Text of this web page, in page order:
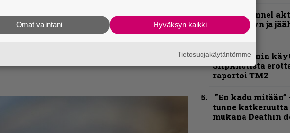
ja tiedät mistä kahvitauolla puhutaan!
ja puheenaiheet suoraan sähköpostiin
Blind Channel
uuden levyn ja
merkeissä
Sid Wilsonin
Slipknotista
raportoi TMZ
”En kadu mitään”
tunne
mukana Deathin
Hyväksyn kaikki
Omat valintani
Tietosuojakäytäntömme